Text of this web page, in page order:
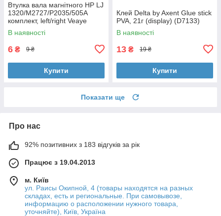
Втулка вала магнітного HP LJ
1320/M2727/P2035/505A
комплект, left/right Veaye
(BSHMR-505U-VE)
В наявності
6 ₴ 9 ₴
Купити
Клей Delta by Axent Glue stick
PVA, 21г (display) (D7133)
В наявності
13 ₴ 19 ₴
Купити
Показати ще
Про нас
92% позитивних з 183 відгуків за рік
Працює з 19.04.2013
м. Київ
ул. Раисы Окипной, 4 (товары находятся на разных
складах, есть и региональные. При самовывозе,
информацию о расположении нужного товара,
уточняйте), Київ, Україна